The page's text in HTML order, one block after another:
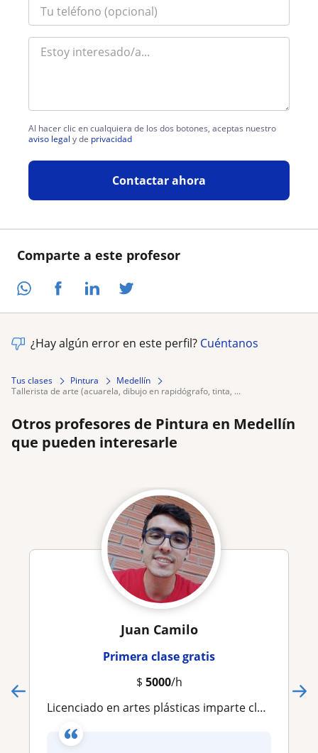
Comparte a este profesor
Al hacer clic en cualquiera de los dos botones, aceptas nuestro
aviso legal y de privacidad
Contactar ahora
¿Hay algún error en este perfil? Cuéntanos
Tus clases Pintura
Medellín
tallerista de arte (acuarela, dibujo en rapidógrafo, tinta, ...
Otros profesores de Pintura en Medellín
que pueden interesarle
Juan Camilo
Primera clase gratis
$ 5000/h
Licenciado en artes plásticas imparte clases de dibuji y pintura